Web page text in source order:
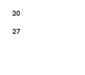
20
27